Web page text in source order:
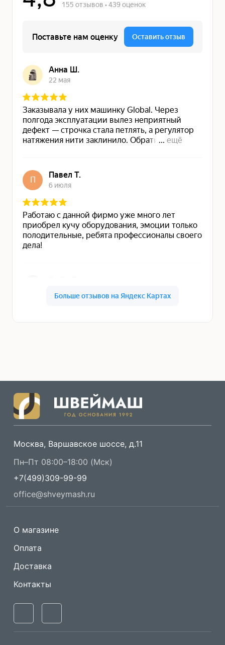
Москва, Варшавское шоссе, д.11
Пн–Пт 08:00–18:00 (Мск)
+7(499)309-99-99
office@shveymash.ru
О магазине
Оплата
Доставка
Контакты